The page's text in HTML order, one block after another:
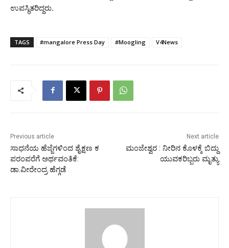
ಉಪಸ್ಥಿತರಿದ್ದರು.
TAGS #mangalore Press Day #Moogling V4News
Previous article
ಸಾಧನೆಯ ಹೆಜ್ಜೆಗಳಿಂದ ಶೈಕ್ಷಣ ಕ
ಪರಂಪರೆಗೆ ಅರ್ಥವಂತಿಕೆ:
ಡಾ.ವೀರೇಂದ್ರ ಹೆಗ್ಗಡೆ
Next article
ಮಂಜೇಶ್ವರ : ನೀರಿನ ಕೊಳಕ್ಕೆ ಬಿದ್ದು
ಯುವಕರಿಬ್ಬರು ಮೃತ್ಯು